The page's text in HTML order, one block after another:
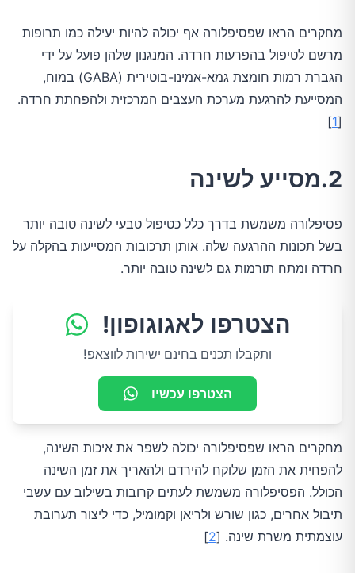
מחקרים הראו שפסיפלורה אף יכולה להיות יעילה כמו תרופות
מרשם לטיפול בהפרעות חרדה. המנגנון שלהן פועל על ידי
הגברת רמות חומצת גמא-אמינו-בוטירית (GABA) במוח,
המסייעת להרגעת מערכת העצבים המרכזית ולהפחתת חרדה.
[
1
]
2.מסייע לשינה
פסיפלורה משמשת בדרך כלל כטיפול טבעי לשינה טובה יותר
בשל תכונות ההרגעה שלה. אותן תרכובות המסייעות בהקלה על
חרדה ומתח תורמות גם לשינה טובה יותר.
הצטרפו לאגוגופון!
ותקבלו תכנים בחינם ישירות לווצאפ!
הצטרפו עכשיו
מחקרים הראו שפסיפלורה יכולה לשפר את איכות השינה,
להפחית את הזמן שלוקח להירדם ולהאריך את זמן השינה
הכולל. הפסיפלורה משמשת לעתים קרובות בשילוב עם עשבי
תיבול אחרים, כגון שורש ולריאן וקמומיל, כדי ליצור תערובת
עוצמתית משרת שינה. [2
]